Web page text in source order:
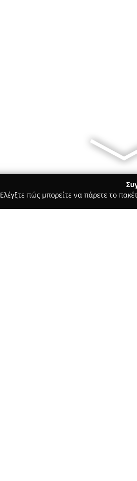
Ελέγξτε πώς μπορείτε να πάρετε το